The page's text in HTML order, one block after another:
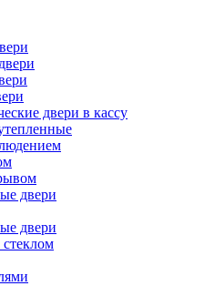
двери в кассу
двери
двери